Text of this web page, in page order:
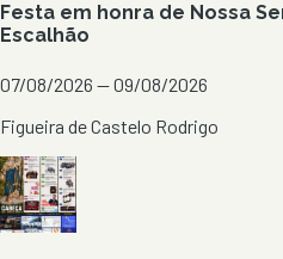
Festa em honra de Nossa
Escalhão
07/08/2026 — 09/08/2026
Figueira de Castelo Rodrigo